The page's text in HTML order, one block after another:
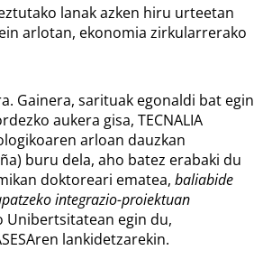
lanak azken hiru urteetan
arlotan, ekonomia zirkularrerako
Gainera, sarituak egonaldi bat egin
aukera gisa, TECNALIA
arloan dauzkan
buru dela, aho batez erabaki du
doktoreari ematea, baliabide
integrazio-proiektuan
Unibertsitatean egin du,
lankidetzarekin.